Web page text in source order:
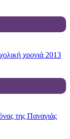
χρονιά 2013
της Παναγιάς